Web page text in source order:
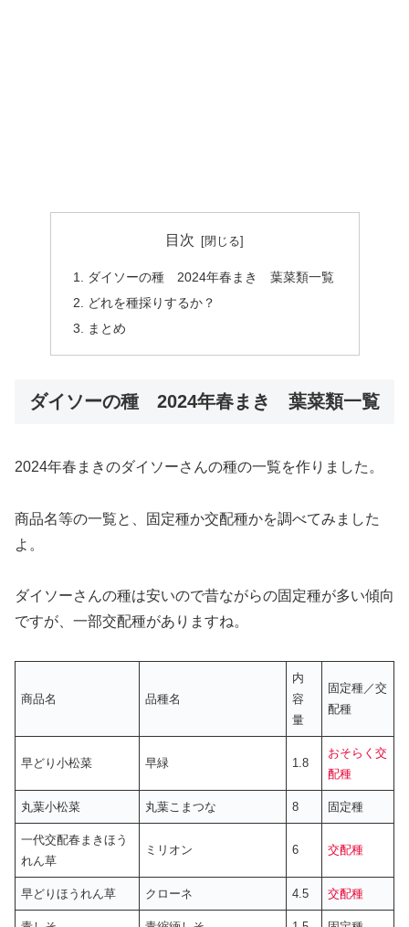
目次
ダイソーの種 2024年春まき 葉菜類一覧
どれを種採りするか？
まとめ
ダイソーの種 2024年春まき 葉菜類一覧
2024年春まきのダイソーさんの種の一覧を作りました。
商品名等の一覧と、固定種か交配種かを調べてみました
よ。
ダイソーさんの種は安いので昔ながらの固定種が多い傾向
ですが、一部交配種がありますね。
商品名 品種名
内
容
量
固定種／交
配種
早どり小松菜 早緑 1.8
おそらく交
配種
丸葉小松菜 丸葉こまつな 8 固定種
一代交配春まきほう
れん草
ミリオン 6 交配種
早どりほうれん草 クローネ 4.5 交配種